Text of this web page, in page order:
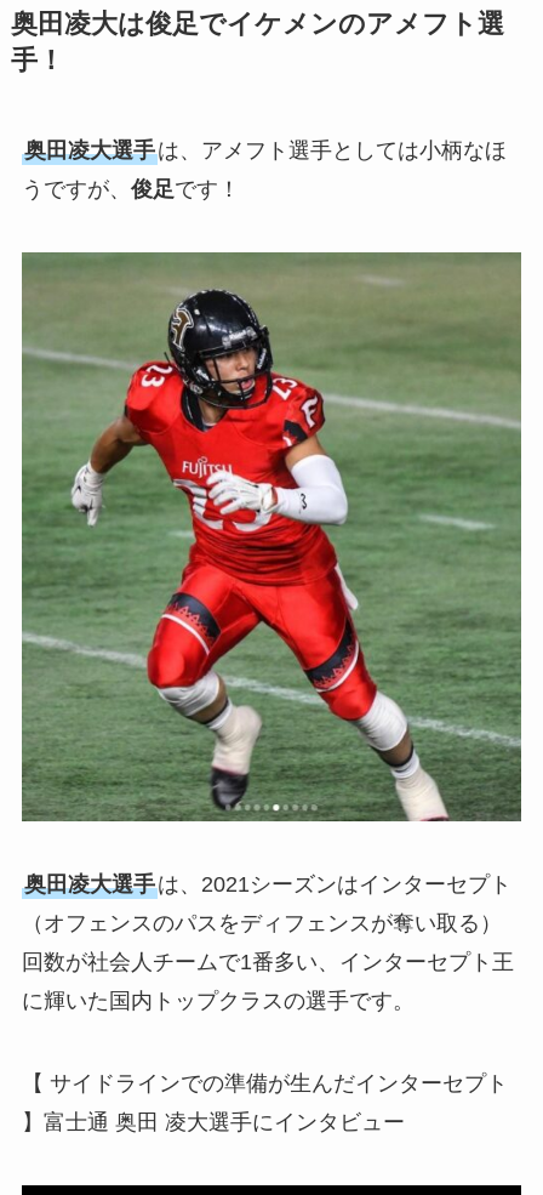
奥田凌大は俊足でイケメンのアメフト選
手！
奥田凌大選手は、アメフト選手としては小柄なほ
うですが、 俊足です！
奥田凌大選手は、2021シーズンはインターセプト
（オフェンスのパスをディフェンスが奪い取る）
回数が社会人チームで1番多い、インターセプト王
に輝いた国内トップクラスの選手です。
【 サイドラインでの準備が生んだインターセプト
】富士通 奥田 凌大選手にインタビュー